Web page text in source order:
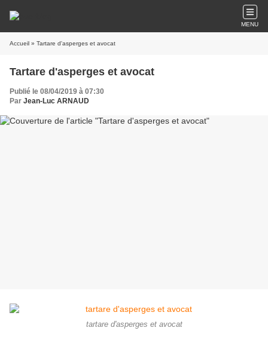
MENU
Accueil » Tartare d'asperges et avocat
Tartare d'asperges et avocat
Publié le 08/04/2019 à 07:30
Par Jean-Luc ARNAUD
tartare d'asperges et avocat